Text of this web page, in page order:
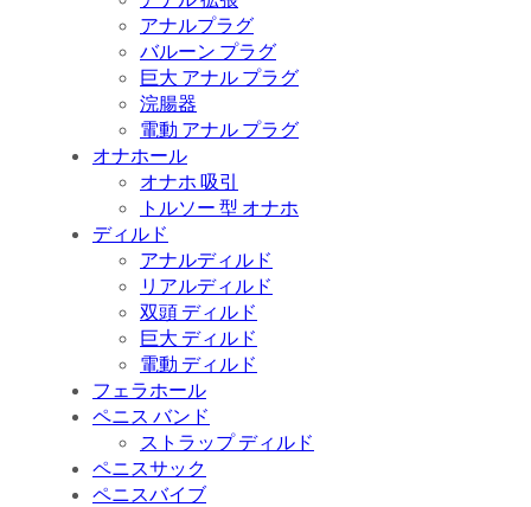
アナルプラグ
バルーン プラグ
巨大 アナル プラグ
浣腸器
電動 アナル プラグ
オナホール
オナホ 吸引
トルソー 型 オナホ
ディルド
アナルディルド
リアルディルド
双頭 ディルド
巨大 ディルド
電動 ディルド
フェラホール
ペニス バンド
ストラップ ディルド
ペニスサック
ペニスバイブ